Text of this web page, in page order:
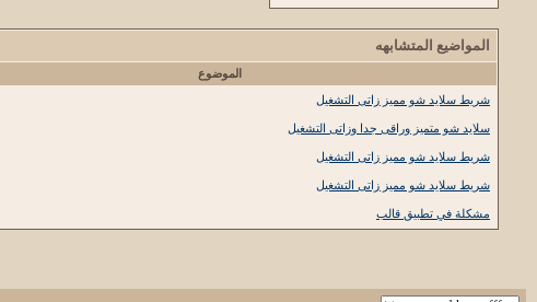
المواضيع المتشابهه
الموضوع
شريط سلايد شو مميز زاتى التشغيل
سلايد شو متميز وراقى جدا وزاتى التشغيل
شريط سلايد شو مميز زاتى التشغيل
شريط سلايد شو مميز زاتى التشغيل
مشكلة في تطبيق قالب